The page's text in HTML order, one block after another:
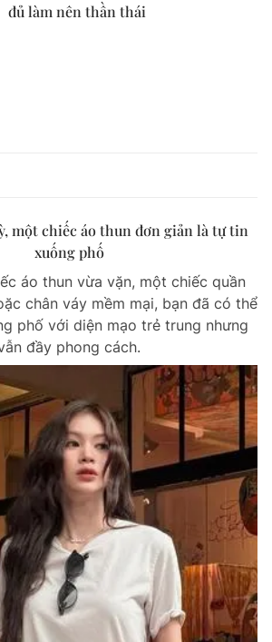
đủ làm nên thần thái
một chiếc áo thun đơn giản là tự tin
xuống phố
áo thun vừa vặn, một chiếc quần
chân váy mềm mại, bạn đã có thể
phố với diện mạo trẻ trung nhưng
đầy phong cách.